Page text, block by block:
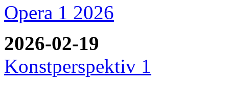
Opera 1 2026
2026-02-19
Konstperspektiv 1